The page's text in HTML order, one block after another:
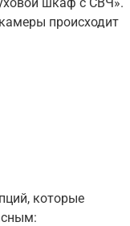
происходит
которые